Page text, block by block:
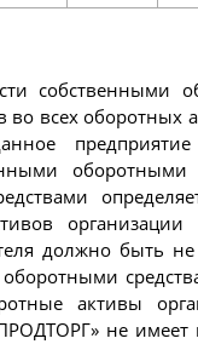
собственными
во всех
должно быть
активы
не имеет